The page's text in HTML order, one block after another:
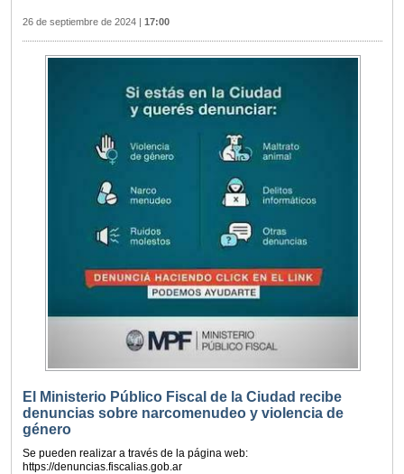
26 de septiembre de 2024 | 17:00
El Ministerio Público Fiscal de la Ciudad recibe
denuncias sobre narcomenudeo y violencia de
género
Se pueden realizar a través de la página web:
https://denuncias.fiscalias.gob.ar